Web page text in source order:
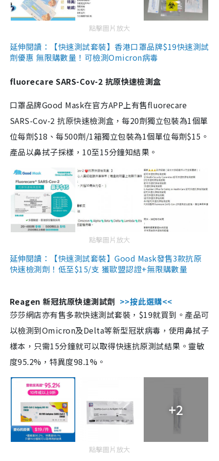
點擊圖片放大
延伸閱讀：【快速測試套裝】香港口罩品牌$19快速測試
劑優惠 無限購數量！可檢測Omicron病毒
fluorecare SARS-Cov-2 抗原快速檢測盒
口罩品牌Good Mask在官方APP上有售fluorecare
SARS-Cov-2 抗原快速檢測盒，每20劑獨立包裝為1個單
位每劑$18、每500劑/1箱獨立包裝為1個單位每劑$15。
產品以鼻拭子採樣，10至15分鐘知結果。
點擊圖片放大
延伸閱讀：【快速測試套裝】Good Mask發售3款抗原
快速檢測劑！低至$15/支 獲歐盟認證+無限購數量
Reagen 新冠抗原快速測試劑 >>按此選購<<
莎莎網店亦有售多款快速測試套裝，$19就買到。產品可
以檢測到Omicron及Delta等新型冠狀病毒，使用鼻拭子
樣本，只需15分鐘就可以取得快速抗原測試結果。靈敏
度95.2%，特異度98.1%。
+2
點擊圖片放大